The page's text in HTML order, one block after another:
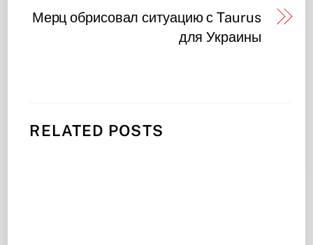
Мерц обрисовал ситуацию с Taurus
для Украины
RELATED POSTS